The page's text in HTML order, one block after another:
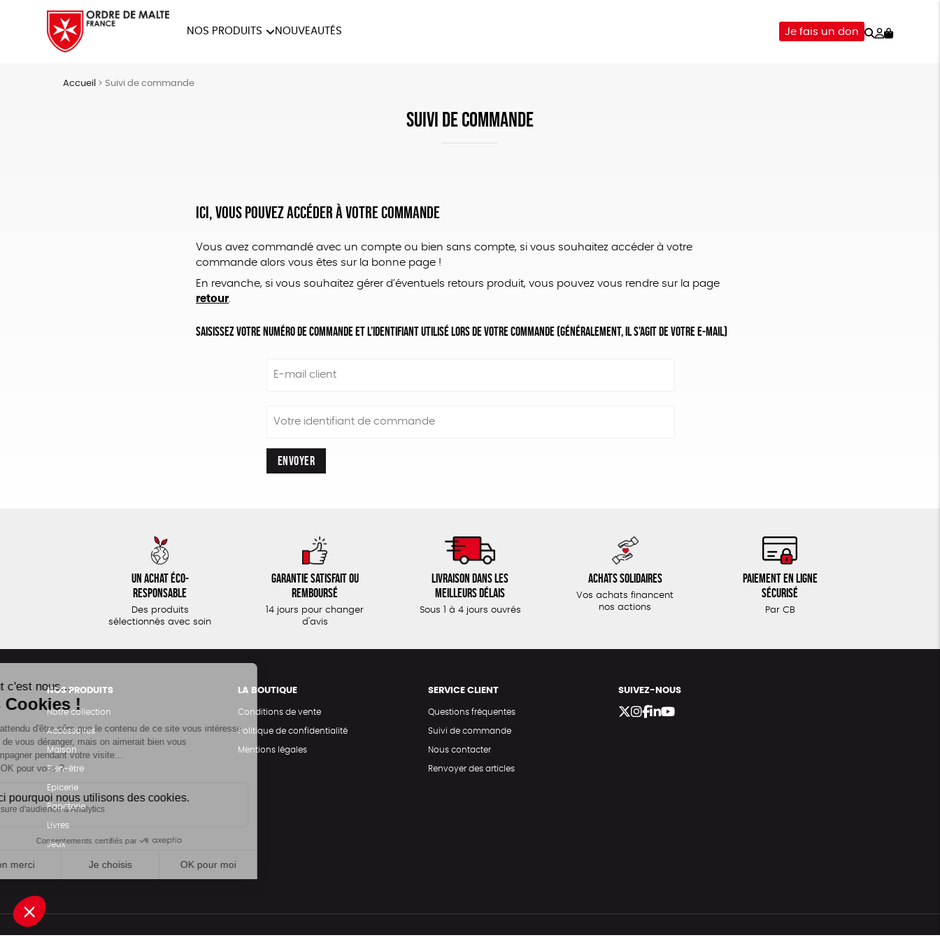
NOS PRODUITS NOUVEAUTÉS Je fais un don Rechercher
Mon
Accueil > Suivi de commande
SUIVI DE COMMANDE
Ici, vous pouvez accéder à votre commande
Vous avez commandé avec un compte ou bien sans compte, si vous souhaitez accéder à votre
commande alors vous êtes sur la bonne page !
En revanche, si vous souhaitez gérer d’éventuels retours produit, vous pouvez vous rendre sur la page
retour.
Saisissez votre numéro de commande et l’identifiant utilisé lors de votre commande (généralement, il s’agit de votre e-mail)
E-mail client
Votre identifiant de commande
ENVOYER
Un achat éco-
responsable
Des produits
sélectionnés avec soin
Garantie satisfait ou
remboursé
14 jours pour changer
d'avis
Livraison dans les
meilleurs délais
Sous 1 à 4 jours ouvrés
Achats solidaires
Vos achats financent
nos actions
Paiement en ligne
sécurisé
Par CB
NOS PRODUITS
Notre collection
Accessoires
Maison
Bien-être
Epicerie
Papeterie
Livres
Jeux
LA BOUTIQUE
Conditions de vente
Politique de confidentialité
Mentions légales
SERVICE CLIENT
Questions fréquentes
Suivi de commande
Nous contacter
Renvoyer des articles
SUIVEZ-NOUS